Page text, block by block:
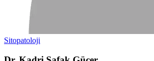
Sitopatoloji